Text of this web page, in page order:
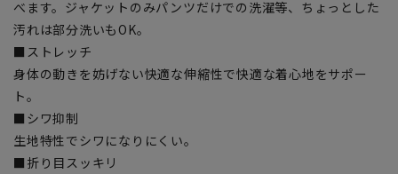
べます。ジャケットのみパンツだけでの洗濯等、ちょっとした
汚れは部分洗いもOK。
■ストレッチ
身体の動きを妨げない快適な伸縮性で快適な着心地をサポー
ト。
■シワ抑制
生地特性でシワになりにくい。
■折り目スッキリ